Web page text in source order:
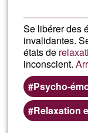
Se libérer des
invalidantes.
états de
inconscient.
Psycho-
Relaxation